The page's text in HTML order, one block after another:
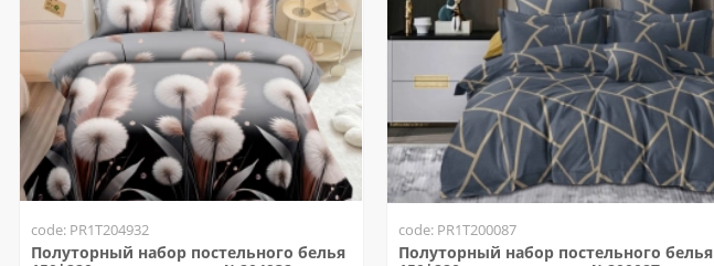
code: PR1T204932
Полуторный набор постельного белья
code: PR1T200087
Полуторный набор постельного белья